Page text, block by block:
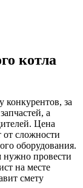
котла
конкурентов, за
а
Цена
от сложности
оборудования.
нужно провести
на месте
смету